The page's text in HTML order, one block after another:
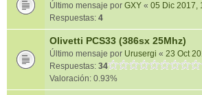
Último mensaje por GXY « 05 Dic 2017,
Respuestas: 4
Olivetti PCS33 (386sx 25Mhz)
Último mensaje por Urusergi « 23 Oct
Respuestas: 34
Valoración: 0.93%